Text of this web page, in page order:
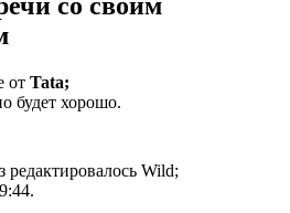
со своим
от Tata;
будет хорошо.
редактировалось Wild;
.